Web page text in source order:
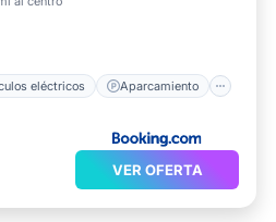
eléctricos Aparcamiento
VER OFERTA